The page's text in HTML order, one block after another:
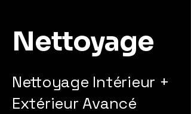
Nettoyage
Nettoyage Intérieur +
Extérieur Avancé